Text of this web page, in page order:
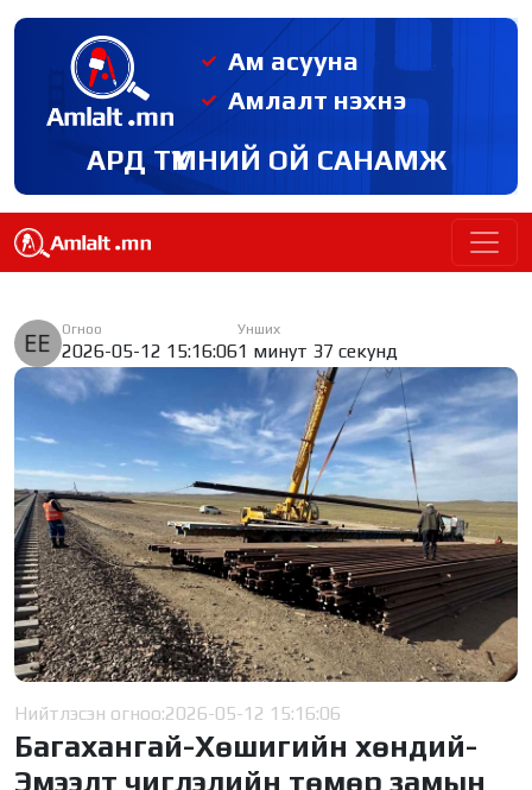
Ам асууна
Амлалт нэхнэ
АРД ТҮМНИЙ ОЙ САНАМЖ
Огноо
2026-05-12 15:16:06
Унших
1 минут 37 секунд
Нийтлэсэн огноо:2026-05-12 15:16:06
Багахангай-Хөшигийн хөндий-
Эмээлт чиглэлийн төмөр замын